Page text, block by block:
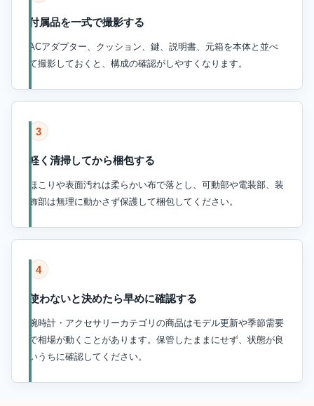
付属品を一式で撮影する
ACアダプター、クッション、鍵、説明書、元箱を本体と並べ
て撮影しておくと、構成の確認がしやすくなります。
3
軽く清掃してから梱包する
ほこりや表面汚れは柔らかい布で落とし、可動部や電装部、装
飾部は無理に動かさず保護して梱包してください。
4
使わないと決めたら早めに確認する
腕時計・アクセサリーカテゴリの商品はモデル更新や季節需要
で相場が動くことがあります。保管したままにせず、状態が良
いうちに確認してください。